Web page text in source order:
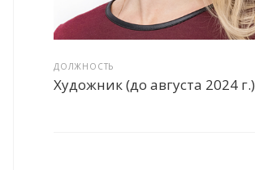
ДОЛЖНОСТЬ
Художник (до августа 2024 г.)